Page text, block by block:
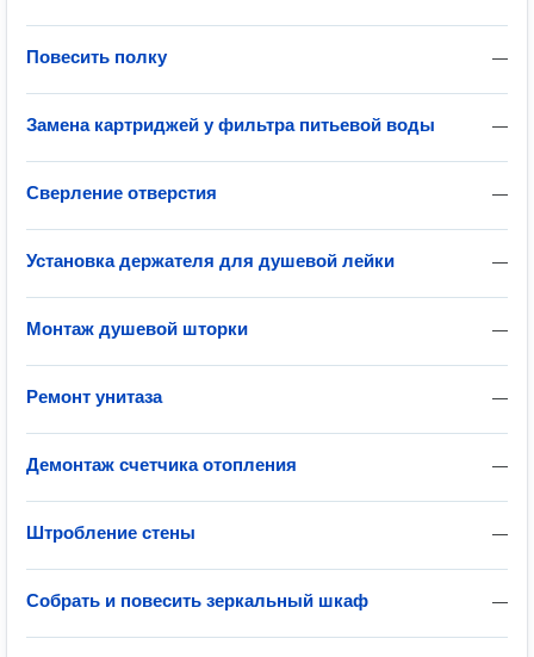
—
Повесить полку
—
Замена картриджей у фильтра питьевой воды
—
Сверление отверстия
—
Установка держателя для душевой лейки
—
Монтаж душевой шторки
—
Ремонт унитаза
—
Демонтаж счетчика отопления
—
Штробление стены
—
Собрать и повесить зеркальный шкаф